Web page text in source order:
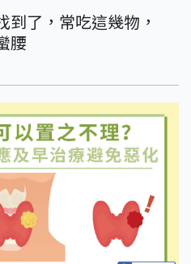
了，常吃這幾物，
腰